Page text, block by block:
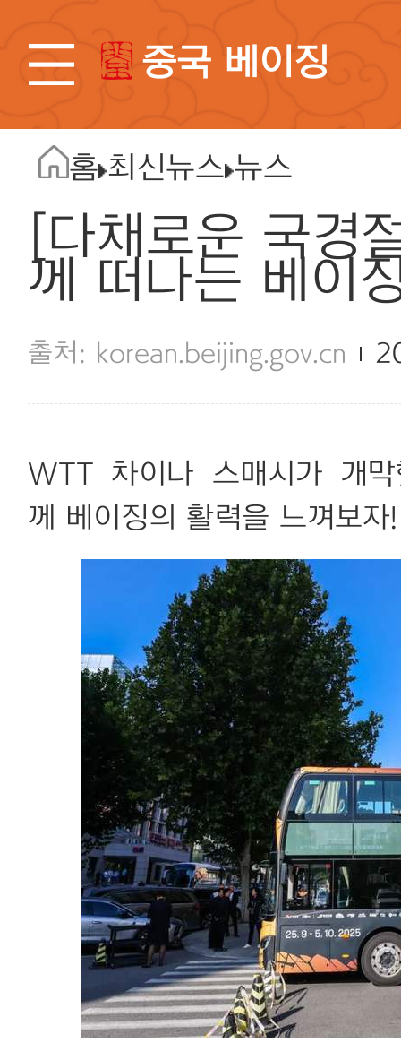
중국 베이징
홈 최신뉴스 뉴스
[다채로운 국경
께 떠나는 베이
korean.beijing.gov.cn
WTT 차이나 스매시가 개
께 베이징의 활력을 느껴보자!